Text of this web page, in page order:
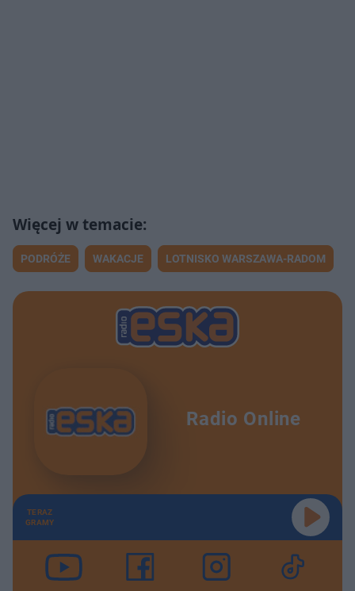
PODRÓŻE WAKACJE LOTNISKO WARSZAWA-RADOM
Radio Online
TERAZ
GRAMY